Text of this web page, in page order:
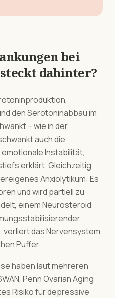
bei
steckt dahinter?
den Serotoninabbau im
– wie in der
auch die
Instabilität,
erklärt. Gleichzeitig
Anxiolytikum: Es
und wird partiell zu
einem Neurosteroid
verliert das Nervensystem
Puffer.
haben laut mehreren
Penn Ovarian Aging
Risiko für depressive